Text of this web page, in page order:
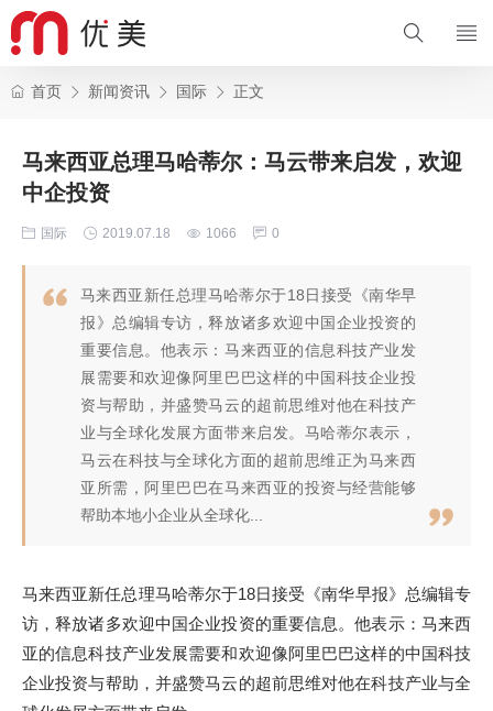
首页 新闻资讯 国际 正文
马来西亚总理马哈蒂尔：马云带来启发，欢迎
中企投资
国际 2019.07.18 1066 0
马来西亚新任总理马哈蒂尔于18日接受《南华早
报》总编辑专访，释放诸多欢迎中国企业投资的
重要信息。他表示：马来西亚的信息科技产业发
展需要和欢迎像阿里巴巴这样的中国科技企业投
资与帮助，并盛赞马云的超前思维对他在科技产
业与全球化发展方面带来启发。马哈蒂尔表示，
马云在科技与全球化方面的超前思维正为马来西
亚所需，阿里巴巴在马来西亚的投资与经营能够
帮助本地小企业从全球化...
马来西亚新任总理马哈蒂尔于18日接受《南华早报》总编辑专
访，释放诸多欢迎中国企业投资的重要信息。他表示：马来西
亚的信息科技产业发展需要和欢迎像阿里巴巴这样的中国科技
企业投资与帮助，并盛赞马云的超前思维对他在科技产业与全